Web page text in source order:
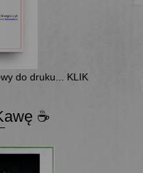
do druku... KLIK
☕